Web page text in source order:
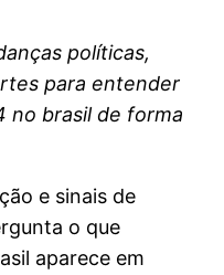
políticas,
para entender
no brasil de forma
e sinais de
o que
aparece em